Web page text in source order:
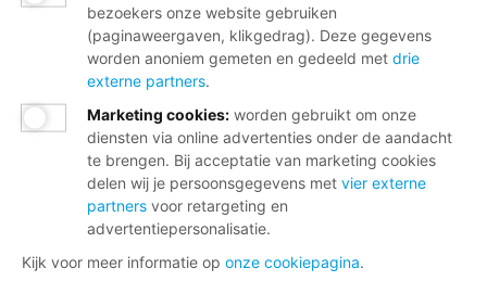
bezoekers onze website gebruiken
(paginaweergaven, klikgedrag). Deze gegevens
worden anoniem gemeten en gedeeld met drie
externe partners.
Marketing cookies: worden gebruikt om onze
diensten via online advertenties onder de aandacht
te brengen. Bij acceptatie van marketing cookies
delen wij je persoonsgegevens met vier externe
partners voor retargeting en
advertentiepersonalisatie.
Kijk voor meer informatie op onze cookiepagina.